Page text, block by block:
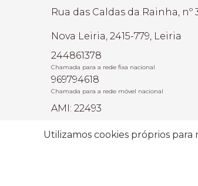
Rua das Caldas da Rainha, nº
Nova Leiria, 2415-779, Leiria
244861378
Chamada para a rede fixa nacional
969794618
Chamada para a rede móvel nacional
AMI: 22493
Centro
Utilizamos cookies próprios para